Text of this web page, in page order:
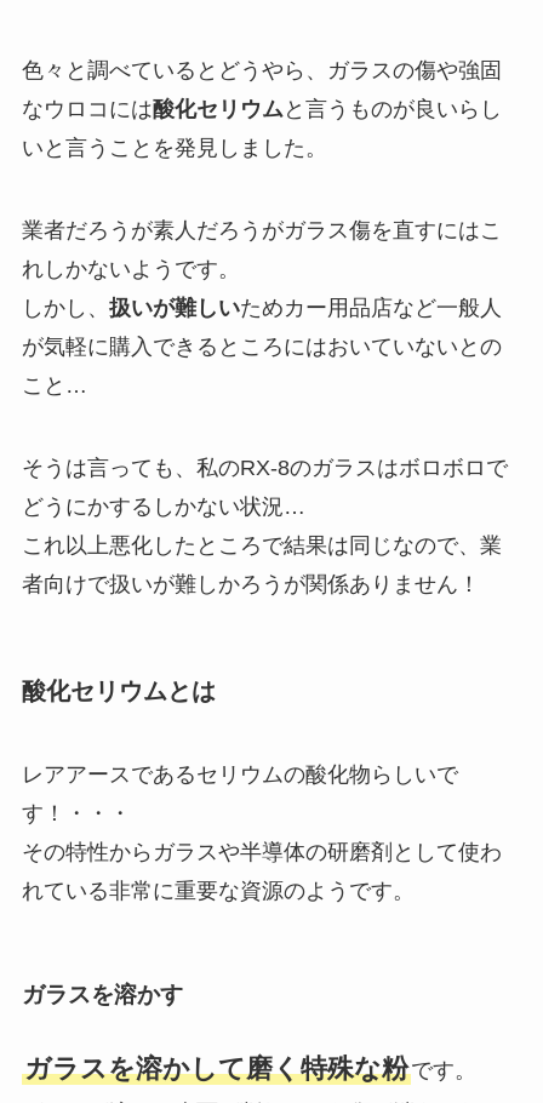
色々と調べているとどうやら、ガラスの傷や強固
なウロコには酸化セリウム と言うものが良いらし
いと言うことを発見しました。
業者だろうが素人だろうがガラス傷を直すにはこ
れしかないようです。
しかし、 扱いが難しいためカー用品店など一般人
が気軽に購入できるところにはおいていないとの
こと…
そうは言っても、私のRX-8のガラスはボロボロで
どうにかするしかない状況…
これ以上悪化したところで結果は同じなので、業
者向けで扱いが難しかろうが関係ありません！
酸化セリウムとは
レアアースであるセリウムの酸化物らしいで
す！・・・
その特性からガラスや半導体の研磨剤として使わ
れている非常に重要な資源のようです。
ガラスを溶かす
ガラスを溶かして磨く特殊な粉です。